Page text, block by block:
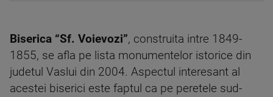
Biserica “Sf. Voievozi”, construita intre 1849-
1855, se afla pe lista monumentelor istorice din
judetul Vaslui din 2004. Aspectul interesant al
acestei biserici este faptul ca pe peretele sud-